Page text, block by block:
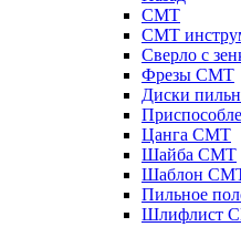
CMT
CMT
Сверло с
Фрезы CMT
Диски
Цанга CMT
Шайба CMT
Шаблон
Пильное
Шлифлист